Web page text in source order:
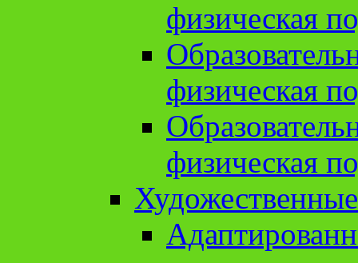
физическая
физическая
физическая
Художественные